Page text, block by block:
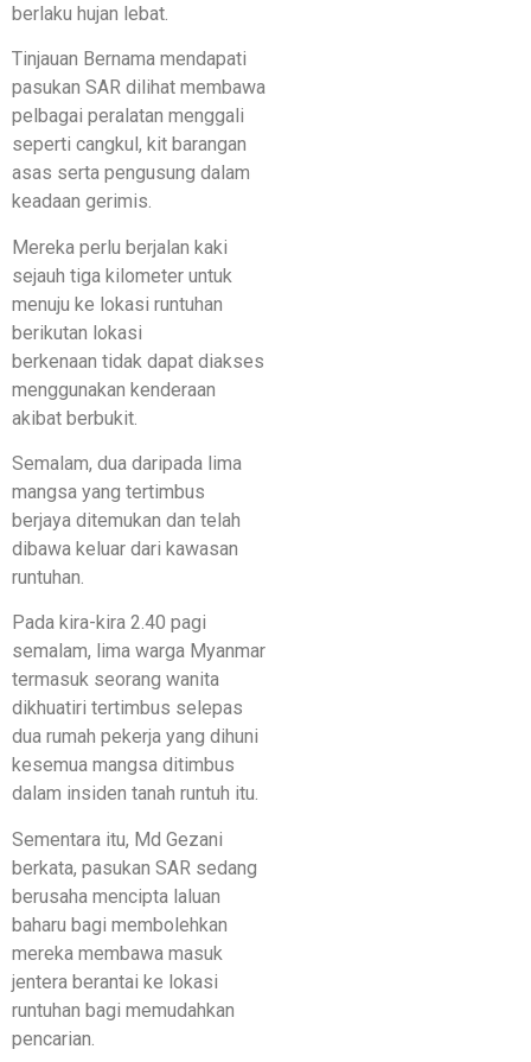
berlaku hujan lebat.
Tinjauan Bernama mendapati
pasukan SAR dilihat membawa
pelbagai peralatan menggali
seperti cangkul, kit barangan
asas serta pengusung dalam
keadaan gerimis.
Mereka perlu berjalan kaki
sejauh tiga kilometer untuk
menuju ke lokasi runtuhan
berikutan lokasi
berkenaan tidak dapat diakses
menggunakan kenderaan
akibat berbukit.
Semalam, dua daripada lima
mangsa yang tertimbus
berjaya ditemukan dan telah
dibawa keluar dari kawasan
runtuhan.
Pada kira-kira 2.40 pagi
semalam, lima warga Myanmar
termasuk seorang wanita
dikhuatiri tertimbus selepas
dua rumah pekerja yang dihuni
kesemua mangsa ditimbus
dalam insiden tanah runtuh itu.
Sementara itu, Md Gezani
berkata, pasukan SAR sedang
berusaha mencipta laluan
baharu bagi membolehkan
mereka membawa masuk
jentera berantai ke lokasi
runtuhan bagi memudahkan
pencarian.